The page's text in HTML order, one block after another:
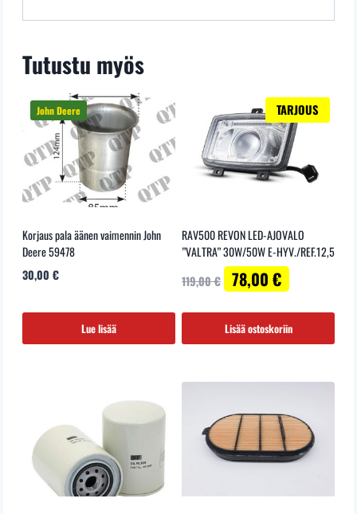
Tutustu myös
Korjaus pala äänen vaimennin John
Deere 59478
30,00 €
Lue lisää
TARJOUS
RAV500 REVON LED-AJOVALO
”VALTRA” 30W/50W E-HYV./REF.12,5
119,00€Alkuperäinen
hinta
oli:
119,00 €.
78,00 € Nykyinen
hinta
on:
78,00 €.
Lisää ostoskoriin